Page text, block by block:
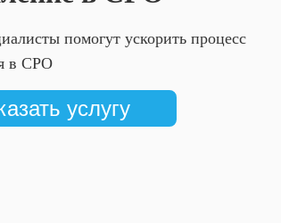
помогут ускорить процесс
в СРО
услугу